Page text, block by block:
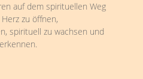
auf dem spirituellen Weg
zu öffnen,
spirituell zu wachsen und